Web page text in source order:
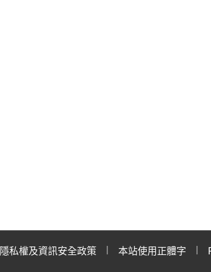
隱私權及資訊安全政策 本站使用正體字